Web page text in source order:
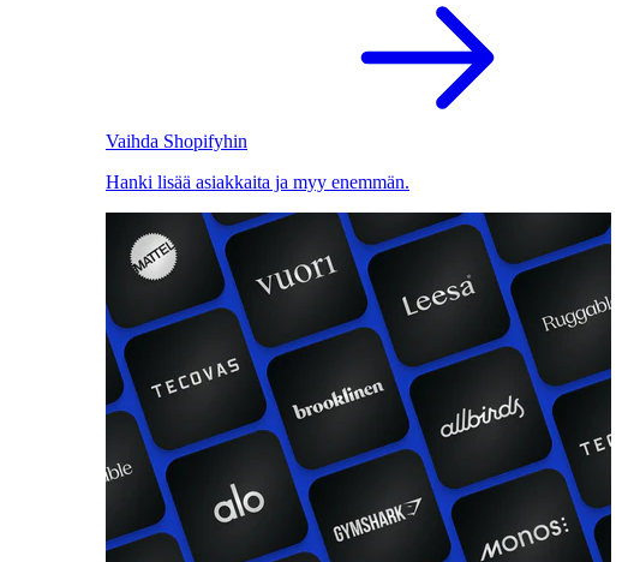
Vaihda Shopifyhin
Hanki lisää asiakkaita ja myy enemmän.